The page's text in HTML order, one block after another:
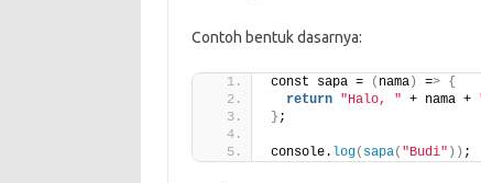
Contoh bentuk dasarnya:
const sapa = ( nama) => {
return "Halo, " + nama +
} ;
console. log( sapa( "Budi" )) ;